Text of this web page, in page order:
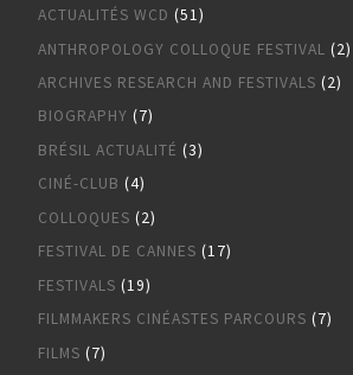
ACTUALITÉS WCD (51)
ANTHROPOLOGY COLLOQUE FESTIVAL (2)
ARCHIVES RESEARCH AND FESTIVALS (2)
BIOGRAPHY (7)
BRÉSIL ACTUALITÉ (3)
CINÉ-CLUB (4)
COLLOQUES (2)
FESTIVAL DE CANNES (17)
FESTIVALS (19)
FILMMAKERS CINÉASTES PARCOURS (7)
FILMS (7)